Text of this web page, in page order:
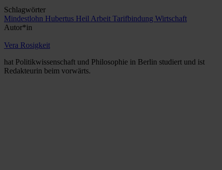
Schlagwörter
Mindestlohn Hubertus Heil Arbeit Tarifbindung Wirtschaft
Autor*in
Vera Rosigkeit
hat Politikwissenschaft und Philosophie in Berlin studiert und ist
Redakteurin beim vorwärts.